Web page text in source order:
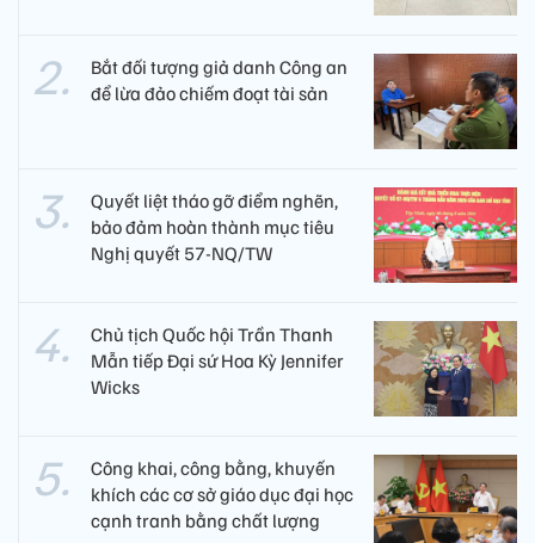
Bắt đối tượng giả danh Công an
để lừa đảo chiếm đoạt tài sản
Quyết liệt tháo gỡ điểm nghẽn,
bảo đảm hoàn thành mục tiêu
Nghị quyết 57-NQ/TW
Chủ tịch Quốc hội Trần Thanh
Mẫn tiếp Đại sứ Hoa Kỳ Jennifer
Wicks
Công khai, công bằng, khuyến
khích các cơ sở giáo dục đại học
cạnh tranh bằng chất lượng​